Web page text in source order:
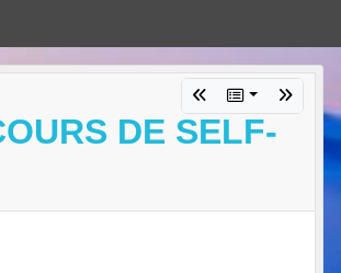
DE SELF-